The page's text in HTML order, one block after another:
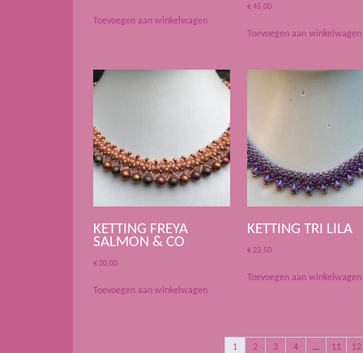
Toevoegen aan winkelwagen
€45,00
Toevoegen aan winkelwagen
KETTING FREYA
SALMON & CO
€20,00
Toevoegen aan winkelwagen
KETTING TRI LILA
€23,50
Toevoegen aan winkelwagen
1 2 3 4 … 11 12